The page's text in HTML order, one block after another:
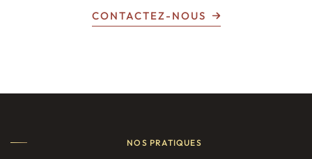
CONTACTEZ-NOUS
NOS PRATIQUES